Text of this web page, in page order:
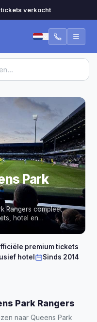
verkocht
Park
Rangers compleet
hotel en
premium tickets
hotel Sinds 2014
Park Rangers
naar Queens Park